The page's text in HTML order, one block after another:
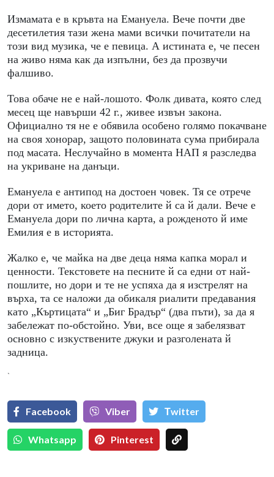
Измамата е в кръвта на Емануела. Вече почти две
десетилетия тази жена мами всички почитатели на
този вид музика, че е певица. А истината е, че песен
на живо няма как да изпълни, без да прозвучи
фалшиво.
Това обаче не е най-лошото. Фолк дивата, която след
месец ще навърши 42 г., живее извън закона.
Официално тя не е обявила особено голямо покачване
на своя хонорар, защото половината сума прибирала
под масата. Неслучайно в момента НАП я разследва
на укриване на данъци.
Емануела е антипод на достоен човек. Тя се отрече
дори от името, което родителите й са й дали. Вече е
Емануела дори по лична карта, а рожденото й име
Емилия е в историята.
Жалко е, че майка на две деца няма капка морал и
ценности. Текстовете на песните й са едни от най-
пошлите, но дори и те не успяха да я изстрелят на
върха, та се наложи да обикаля риалити предавания
като „Къртицата“ и „Биг Брадър“ (два пъти), за да я
забележат по-обстойно. Уви, все още я забелязват
основно с изкуствените джуки и разголената й
задница.
`
Facebook Viber Тwitter
Whatsapp Pinterest